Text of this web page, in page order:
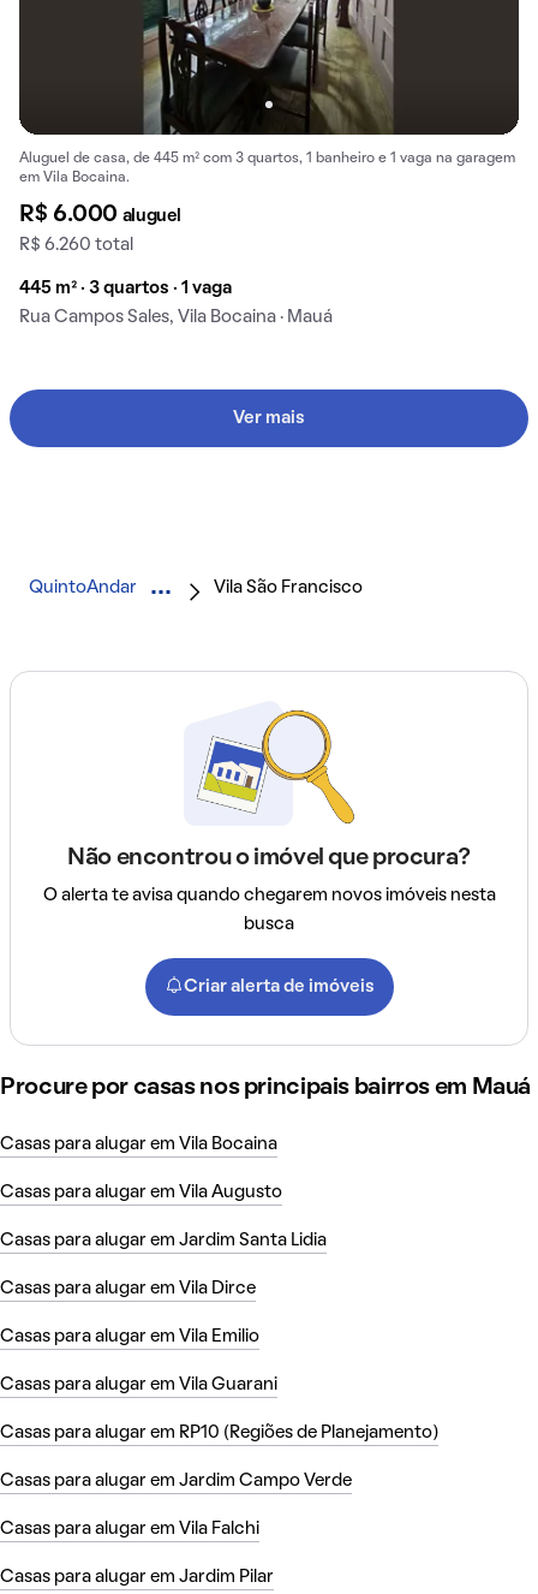
Aluguel de casa, de 445 m² com 3 quartos, 1 banheiro e 1 vaga na garagem
em Vila Bocaina.
R$ 6.000 aluguel
R$ 6.260 total
445 m² · 3 quartos · 1 vaga
Rua Campos Sales, Vila Bocaina · Mauá
Ver mais
QuintoAndar Vila São Francisco
Não encontrou o imóvel que procura?
O alerta te avisa quando chegarem novos imóveis nesta
busca
Criar alerta de imóveis
Procure por casas nos principais bairros em Mauá
Casas para alugar em Vila Bocaina
Casas para alugar em Vila Augusto
Casas para alugar em Jardim Santa Lidia
Casas para alugar em Vila Dirce
Casas para alugar em Vila Emilio
Casas para alugar em Vila Guarani
Casas para alugar em RP10 (Regiões de Planejamento)
Casas para alugar em Jardim Campo Verde
Casas para alugar em Vila Falchi
Casas para alugar em Jardim Pilar